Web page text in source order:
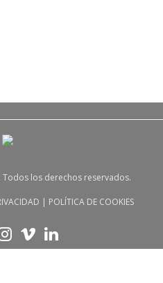
Todos los derechos reservados.
| POLÍTICA DE COOKIES